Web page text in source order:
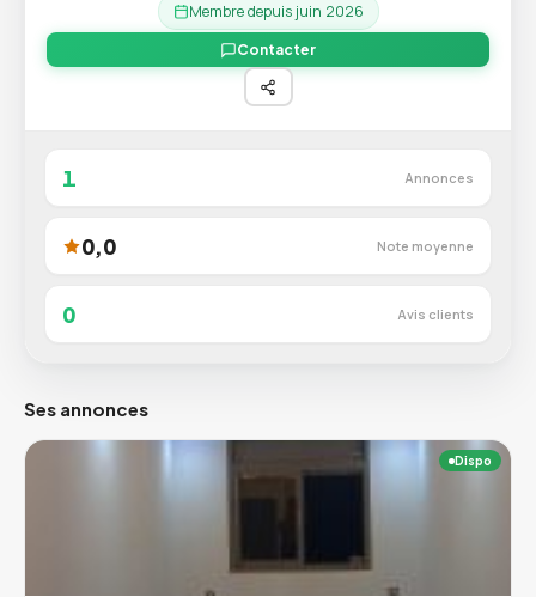
Membre depuis juin 2026
Contacter
1 Annonces
0,0 Note moyenne
0 Avis clients
Ses annonces
Dispo